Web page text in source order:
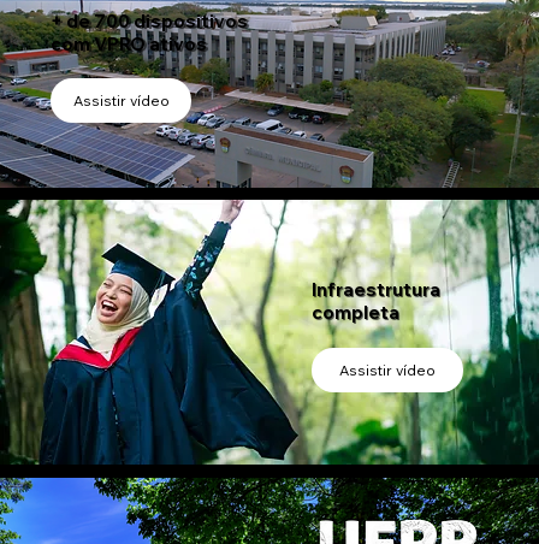
+ de 700 dispositivos
com VPRO ativos
Assistir vídeo
Infraestrutura
completa
Assistir vídeo